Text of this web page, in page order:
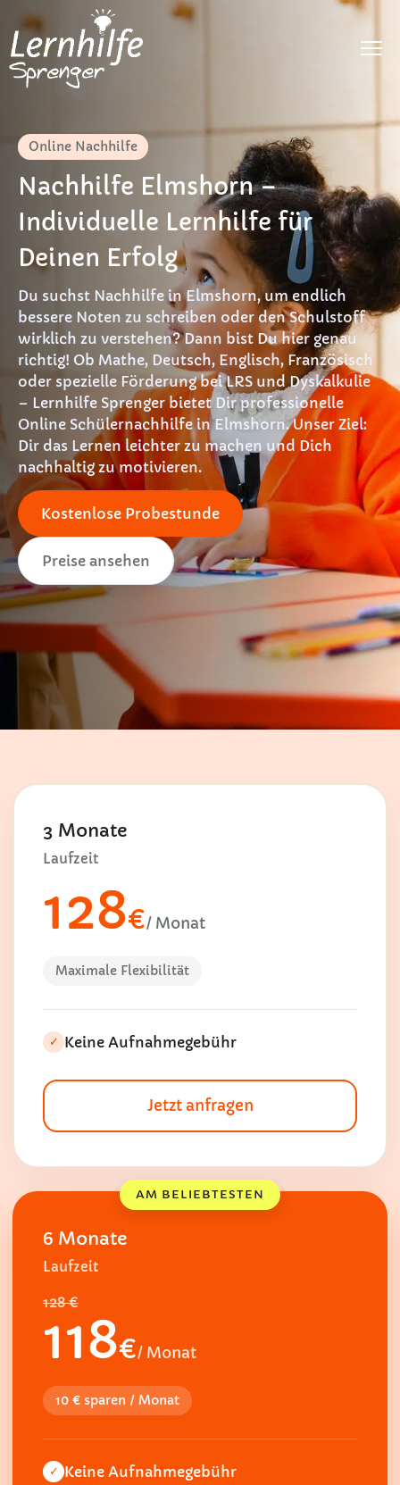
LRS
Dyskalkulie
DaF
Preise
FAQ
Materialien
Kontakt
Online Nachhilfe
Nachhilfe Elmshorn –
Individuelle Lernhilfe für
Deinen Erfolg
Du suchst Nachhilfe in Elmshorn, um endlich
bessere Noten zu schreiben oder den Schulstoff
wirklich zu verstehen? Dann bist Du hier genau
richtig! Ob Mathe, Deutsch, Englisch, Französisch
oder spezielle Förderung bei LRS und Dyskalkulie
– Lernhilfe Sprenger bietet Dir professionelle
Online Schülernachhilfe in Elmshorn. Unser Ziel:
Dir das Lernen leichter zu machen und Dich
nachhaltig zu motivieren.
Kostenlose Probestunde
Preise ansehen
3 Monate
Laufzeit
128€/ Monat
Maximale Flexibilität
✓ Keine Aufnahmegebühr
Jetzt anfragen
AM BELIEBTESTEN
6 Monate
Laufzeit
128 €
118€/ Monat
10 € sparen / Monat
✓ Keine Aufnahmegebühr